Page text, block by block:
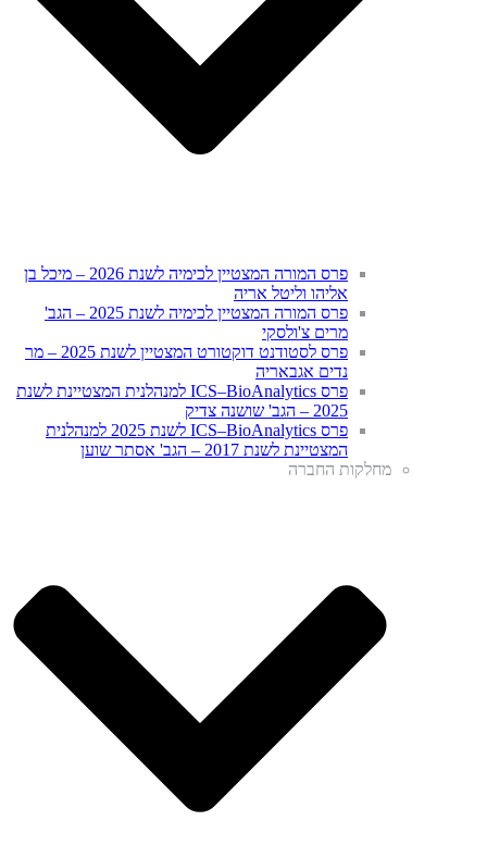
פרס המורה המצטיין לכימיה לשנת 2026 – מיכל בן
אליהו וליטל אריה
פרס המורה המצטיין לכימיה לשנת 2025 – הגב'
מרים צ'ולסקי
פרס לסטודנט דוקטורט המצטיין לשנת 2025 – מר
נדים אגבאריה
פרס ICS–BioAnalytics למנהלנית המצטיינת לשנת
2025 – הגב' שושנה צדיק
פרס ICS–BioAnalytics לשנת 2025 למנהלנית
המצטיינת לשנת 2017 – הגב' אסתר שוען
מחלקות החברה